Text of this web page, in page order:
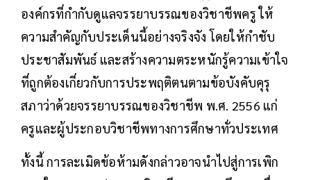
องค์กรที่กำกับดูแลจรรยาบรรณของวิชาชีพครู ให้
ความสำคัญกับประเด็นนี้อย่างจริงจัง โดยให้กำชับ
ประชาสัมพันธ์ และสร้างความตระหนักรู้ความเข้าใจ
ที่ถูกต้องเกี่ยวกับการประพฤติตนตามข้อบังคับคุรุ
สภาว่าด้วยจรรยาบรรณของวิชาชีพ พ.ศ. 2556 แก่
ครูและผู้ประกอบวิชาชีพทางการศึกษาทั่วประเทศ
ทั้งนี้ การละเมิดข้อห้ามดังกล่าวอาจนำไปสู่การเพิก